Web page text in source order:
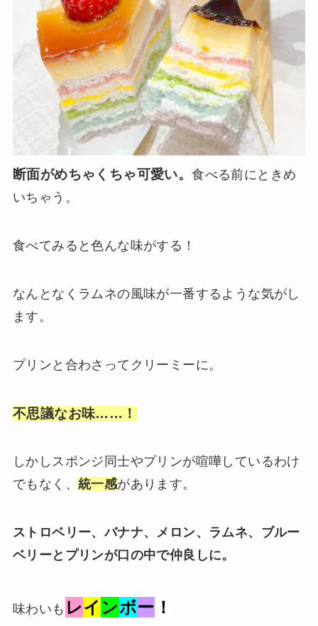
断面がめちゃくちゃ可愛い。食べる前にときめ
いちゃう。
食べてみると色んな味がする！
なんとなくラムネの風味が一番するような気がし
ます。
プリンと合わさってクリーミーに。
不思議なお味……！
しかしスポンジ同士やプリンが喧嘩しているわけ
でもなく、 統一感があります。
ストロベリー、バナナ、メロン、ラムネ、ブルー
ベリーとプリンが口の中で仲良しに。
味わいも レイ ンボー ！